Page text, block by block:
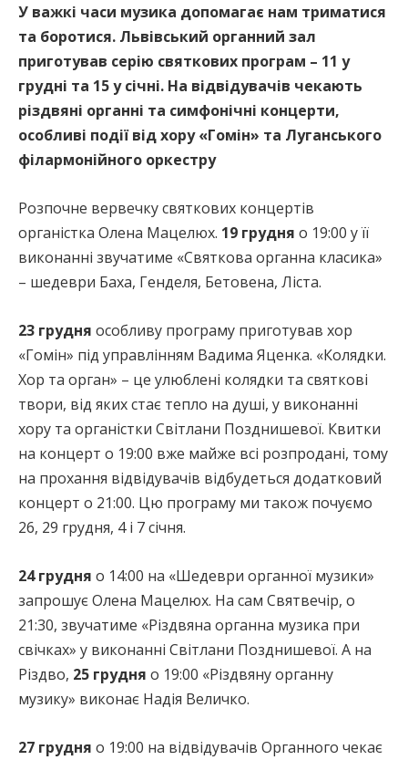
У важкі часи музика допомагає нам триматися
та боротися. Львівський органний зал
приготував серію святкових програм – 11 у
грудні та 15 у січні. На відвідувачів чекають
різдвяні органні та симфонічні концерти,
особливі події від хору«Гомін» та Луганського
філармонійного оркестру
Розпочне вервечку святкових концертів
органістка Олена Мацелюх. 19 грудня о 19:00 у її
виконанні звучатиме «Святкова органна класика»
– шедеври Баха, Генделя, Бетовена, Ліста.
23 грудня особливу програму приготував хор
«Гомін» під управлінням Вадима Яценка. «Колядки.
Хор та орган» – це улюблені колядки та святкові
твори, від яких стає тепло на душі, у виконанні
хору та органістки Світлани Позднишевої. Квитки
на концерт о 19:00 вже майже всі розпродані, тому
на прохання відвідувачів відбудеться додатковий
концерт о 21:00. Цю програму ми також почуємо
26, 29 грудня, 4 і 7 січня.
24 грудня о 14:00 на «Шедеври органної музики»
запрошує Олена Мацелюх. На сам Святвечір, о
21:30, звучатиме «Різдвяна органна музика при
свічках» у виконанні Світлани Позднишевої. А на
Різдво, 25 грудня о 19:00 «Різдвяну органну
музику» виконає Надія Величко.
27 грудня о 19:00 на відвідувачів Органного чекає